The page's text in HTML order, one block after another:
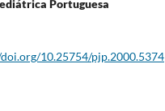
Portuguesa
10.25754/pjp.2000.5374